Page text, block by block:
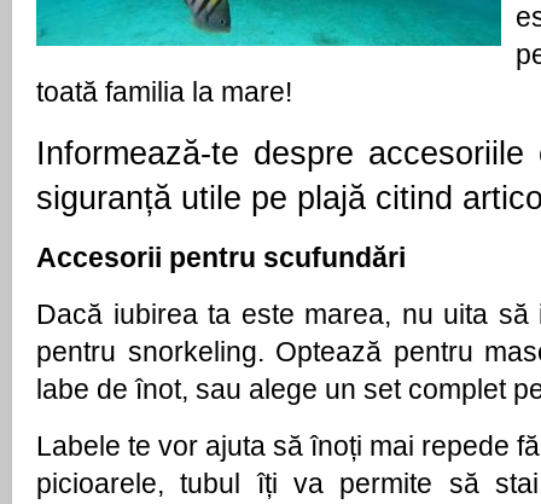
toată familia la mare!
Informează-te despre
siguranță utile pe plajă citind
Accesorii pentru scufundări
Dacă iubirea ta este marea, nu uita
pentru snorkeling. Optează pentru
labe de înot, sau alege un set complet
Labele te vor ajuta să înoți mai repede
picioarele, tubul îți va permite să